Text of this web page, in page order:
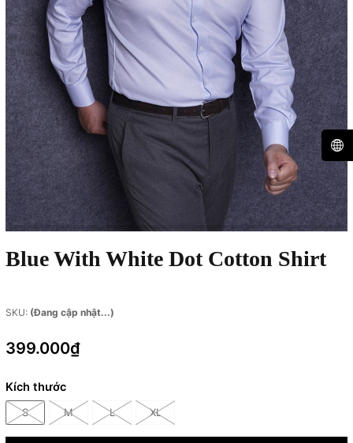
Blue With White Dot Cotton Shirt
SKU: (Đang cập nhật...)
399.000₫
Kích thước
S M L XL